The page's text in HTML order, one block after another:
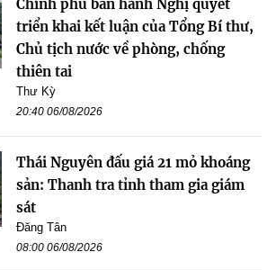
Chính phủ ban hành Nghị quyết
triển khai kết luận của Tổng Bí thư,
Chủ tịch nước về phòng, chống
thiên tai
Thư Kỳ
20:40 06/08/2026
Thái Nguyên đấu giá 21 mỏ khoáng
sản: Thanh tra tỉnh tham gia giám
sát
Đăng Tân
08:00 06/08/2026